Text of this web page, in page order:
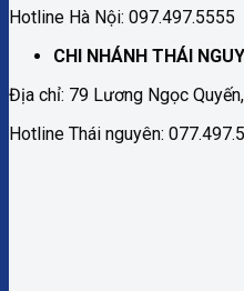
Hotline Hà Nội: 097.497.5555
CHI NHÁNH THÁI
Địa chỉ: 79 Lương Ngọc
Hotline Thái nguyên: